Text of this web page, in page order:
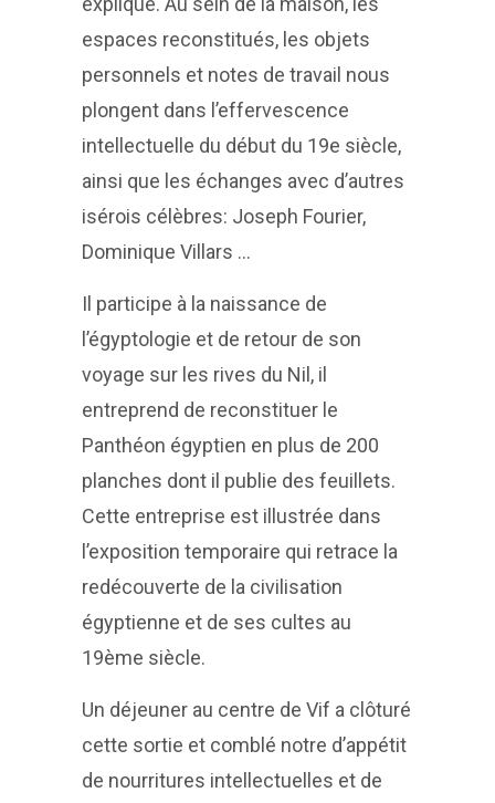
espaces reconstitués, les objets
personnels et notes de travail nous
plongent dans l’effervescence
intellectuelle du début du 19e siècle,
ainsi que les échanges avec d’autres
isérois célèbres: Joseph Fourier,
Dominique Villars …
Il participe à la naissance de
l’égyptologie et de retour de son
voyage sur les rives du Nil, il
entreprend de reconstituer le
Panthéon égyptien en plus de 200
planches dont il publie des feuillets.
Cette entreprise est illustrée dans
l’exposition temporaire qui retrace la
redécouverte de la civilisation
égyptienne et de ses cultes au
19ème siècle.
Un déjeuner au centre de Vif a clôturé
cette sortie et comblé notre d’appétit
de nourritures intellectuelles et de